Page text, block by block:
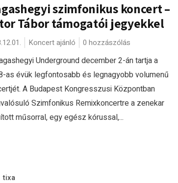
szimfonikus koncert –
Tábor támogatói jegyekkel
Koncert ajánló 0 hozzászólás
Underground december 2-án tartja a
as évük legfontosabb és legnagyobb volumenű
A Budapest Kongresszusi Központban
Szimfonikus Remixkoncertre a zenekar
műsorral, egy egész kórussal,...
tixa